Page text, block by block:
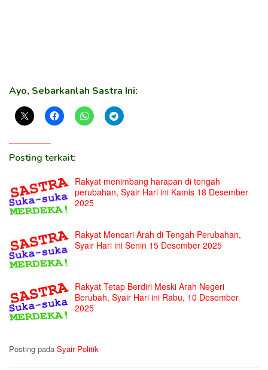
Ayo, Sebarkanlah Sastra Ini:
Posting terkait:
Rakyat menimbang harapan di tengah
perubahan, Syair Hari ini Kamis 18 Desember
2025
Rakyat Mencari Arah di Tengah Perubahan,
Syair Hari ini Senin 15 Desember 2025
Rakyat Tetap Berdiri Meski Arah Negeri
Berubah, Syair Hari ini Rabu, 10 Desember
2025
Posting pada Syair Politik